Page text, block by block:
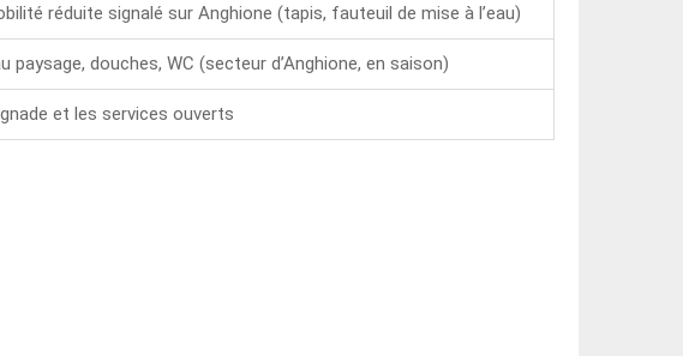
réduite signalé sur Anghione (tapis, fauteuil de mise à l’eau)
douches, WC (secteur d’Anghione, en saison)
et les services ouverts